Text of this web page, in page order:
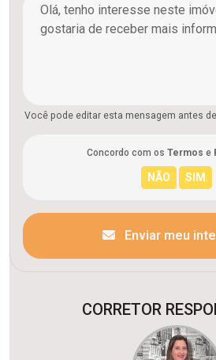
Você pode editar esta mensagem antes
Concordo com os Termos e
Enviar meu
CORRETOR